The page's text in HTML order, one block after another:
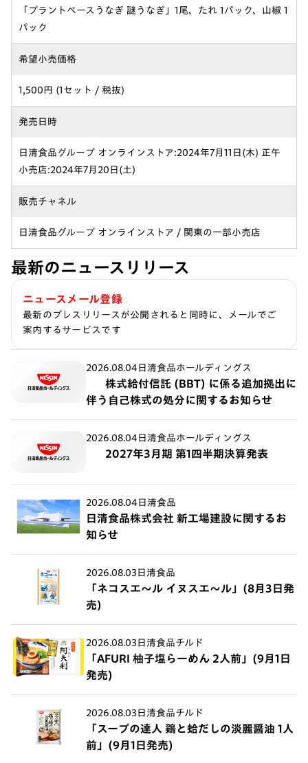
「プラントベースうなぎ 謎うなぎ」1尾、たれ 1パック、山椒 1
パック
希望小売価格
1,500円 (1セット / 税抜)
発売日時
日清食品グループ オンラインストア:2024年7月11日(木) 正午
小売店:2024年7月20日(土)
販売チャネル
日清食品グループ オンラインストア / 関東の一部小売店
最新のニュースリリース
ニュースメール登録
最新のプレスリリースが公開されると同時に、メールでご
案内するサービスです
2026.08.04 日清食品ホールディングス
株式給付信託 (BBT) に係る追加拠出に
伴う自己株式の処分に関するお知らせ
2026.08.04 日清食品ホールディングス
2027年3月期 第1四半期決算発表
2026.08.04 日清食品
日清食品株式会社 新工場建設に関するお
知らせ
2026.08.03 日清食品
「ネコスエ～ル イヌスエ～ル」(8月3日発
売)
2026.08.03 日清食品チルド
「AFURI 柚子塩らーめん 2人前」(9月1日
発売)
2026.08.03 日清食品チルド
「スープの達人 鶏と蛤だしの淡麗醤油 1人
前」(9月1日発売)